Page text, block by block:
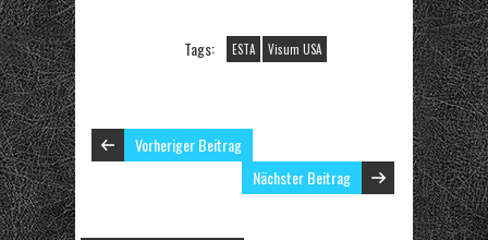
Tags: ESTA Visum USA
Vorheriger Beitrag
Nächster Beitrag